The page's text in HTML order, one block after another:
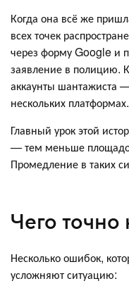
Когда она всё же
всех точек
через форму Google и
заявление в полицию.
аккаунты шантажиста
нескольких платформах.
Главный урок этой
— тем меньше площадок
Промедление в таких
Чего точно
Несколько ошибок,
усложняют ситуацию: